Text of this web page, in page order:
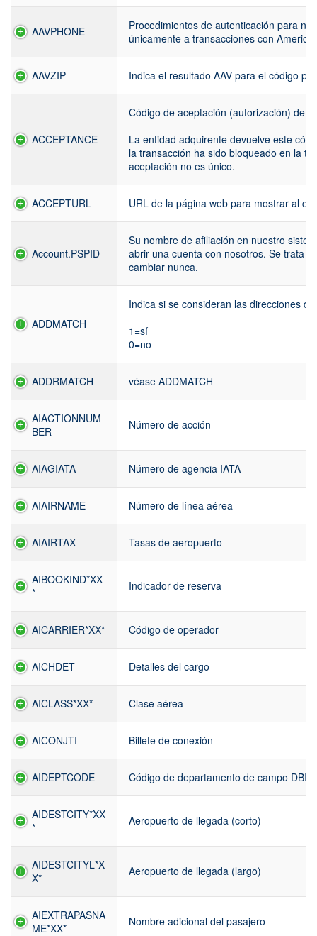
AAVPHONE
Procedimientos de autenticación para
únicamente a transacciones con
AAVZIP Indica el resultado AAV para el código
ACCEPTANCE
Código de aceptación (autorización) de
La entidad adquirente devuelve este
la transacción ha sido bloqueado en la
aceptación no es único.
ACCEPTURL URL de la página web para mostrar al
Account.PSPID
Su nombre de afiliación en nuestro
abrir una cuenta con nosotros. Se trata
cambiar nunca.
ADDMATCH
Indica si se consideran las direcciones
1=sí
0=no
ADDRMATCH véase ADDMATCH
AIACTIONNUM
BER
Número de acción
AIAGIATA Número de agencia IATA
AIAIRNAME Número de línea aérea
AIAIRTAX Tasas de aeropuerto
AIBOOKIND*XX
*
Indicador de reserva
AICARRIER*XX* Código de operador
AICHDET Detalles del cargo
AICLASS*XX* Clase aérea
AICONJTI Billete de conexión
AIDEPTCODE Código de departamento de campo DBI
AIDESTCITY*XX
*
Aeropuerto de llegada (corto)
AIDESTCITYL*X
X*
Aeropuerto de llegada (largo)
AIEXTRAPASNA
ME*XX*
Nombre adicional del pasajero